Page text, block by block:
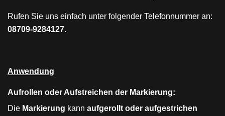
Rufen Sie uns einfach unter folgender Telefonnummer an:
08709-9284127.
Anwendung
Aufrollen oder Aufstreichen der Markierung:
Die Markierung kann aufgerollt oder aufgestrichen